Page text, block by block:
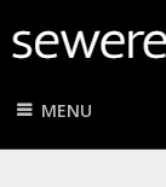
MENU